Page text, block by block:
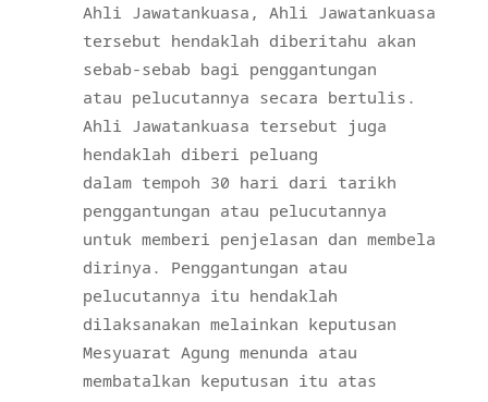
Ahli Jawatankuasa, Ahli Jawatankuasa
tersebut hendaklah diberitahu akan
sebab-sebab bagi penggantungan
atau pelucutannya secara bertulis.
Ahli Jawatankuasa tersebut juga
hendaklah diberi peluang
dalam tempoh 30 hari dari tarikh
penggantungan atau pelucutannya
untuk memberi penjelasan dan membela
dirinya. Penggantungan atau
pelucutannya itu hendaklah
dilaksanakan melainkan keputusan
Mesyuarat Agung menunda atau
membatalkan keputusan itu atas